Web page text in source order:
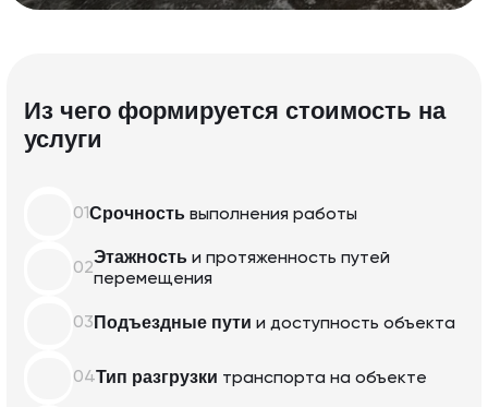
Из чего формируется стоимость на
услуги
01Срочность выполнения работы
02
Этажность и протяженность путей
перемещения
03 Подъездные пути и доступность объекта
04Тип разгрузки транспорта на объекте